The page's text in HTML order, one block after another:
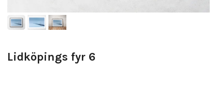
Lidköpings fyr 6